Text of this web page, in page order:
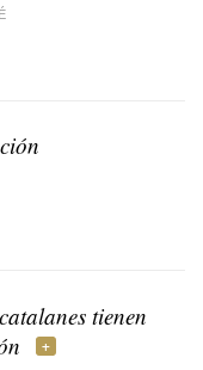
tienen